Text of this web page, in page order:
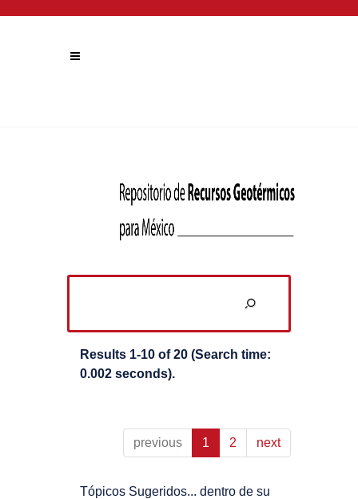
Results 1-10 of 20 (Search time:
0.002 seconds).
previous 1 2 next
Tópicos Sugeridos... dentro de su